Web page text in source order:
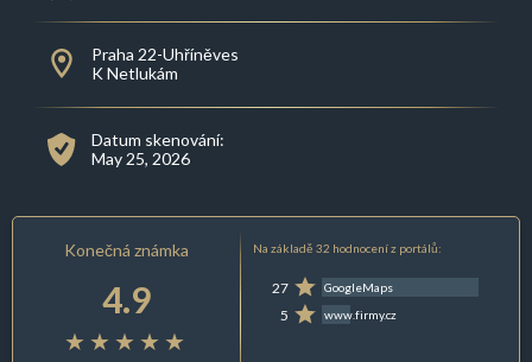
Praha 22-Uhříněves
K Netlukám
Datum skenování:
May 25, 2026
Konečná známka
4.9
Na základě 32 hodnocení z portálů:
27 GoogleMaps
5 www.firmy.cz